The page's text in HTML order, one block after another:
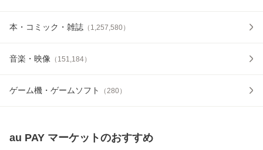
本・コミック・雑誌 （ 1,257,580）
音楽・映像 （ 151,184）
ゲーム機・ゲームソフト （280）
au PAY マーケットのおすすめ